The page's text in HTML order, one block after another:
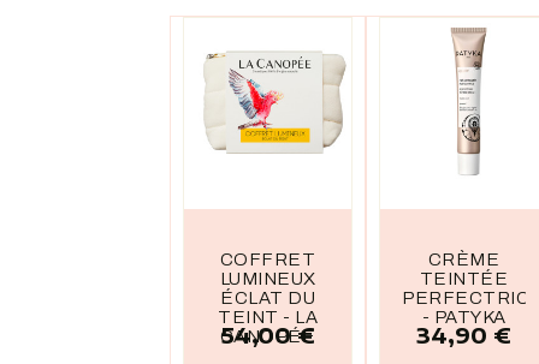
COFFRET
LUMINEUX
ÉCLAT DU
TEINT - LA
CANOPÉE
Prix
54,00 €
CRÈME
TEINTÉE
- PATYKA
Prix
34,90 €